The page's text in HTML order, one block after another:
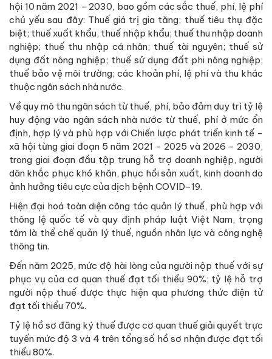
hội 10 năm 2021 - 2030, bao gồm các sắc thuế, phí, lệ phí
chủ yếu sau đây: Thuế giá trị gia tăng; thuế tiêu thụ đặc
biệt; thuế xuất khẩu, thuế nhập khẩu; thuế thu nhập doanh
nghiệp; thuế thu nhập cá nhân; thuế tài nguyên; thuế sử
dụng đất nông nghiệp; thuế sử dụng đất phi nông nghiệp;
thuế bảo vệ môi trường; các khoản phí, lệ phí và thu khác
thuộc ngân sách nhà nước.
Về quy mô thu ngân sách từ thuế, phí, bảo đảm duy trì tỷ lệ
huy động vào ngân sách nhà nước từ thuế, phí ở mức ổn
định, hợp lý và phù hợp với Chiến lược phát triển kinh tế -
xã hội từng giai đoạn 5 năm 2021 - 2025 và 2026 - 2030,
trong giai đoạn đầu tập trung hỗ trợ doanh nghiệp, người
dân khắc phục khó khăn, phục hồi sản xuất, kinh doanh do
ảnh hưởng tiêu cực của dịch bệnh COVID-19.
Hiện đại hoá toàn diện công tác quản lý thuế, phù hợp với
thông lệ quốc tế và quy định pháp luật Việt Nam, trọng
tâm là thể chế quản lý thuế, nguồn nhân lực và công nghệ
thông tin.
Đến năm 2025, mức độ hài lòng của người nộp thuế với sự
phục vụ của cơ quan thuế đạt tối thiểu 90%; tỷ lệ hỗ trợ
người nộp thuế được thực hiện qua phương thức điện tử
đạt tối thiểu 70%.
Tỷ lệ hồ sơ đăng ký thuế được cơ quan thuế giải quyết trực
tuyến mức độ 3 và 4 trên tổng số hồ sơ nhận được đạt tối
thiểu 80%.